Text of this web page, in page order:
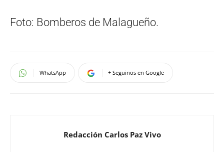
Foto: Bomberos de Malagueño.
WhatsApp + Seguinos en Google
Redacción Carlos Paz Vivo